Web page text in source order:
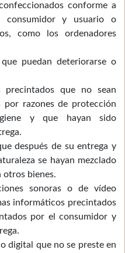
conforme a
consumidor y usuario o
como los ordenadores
puedan deteriorarse o
precintados que no sean
por razones de protección
y que hayan sido
después de su entrega y
se hayan mezclado
otros bienes.
sonoras o de vídeo
informáticos precintados
por el consumidor y
digital que no se preste en